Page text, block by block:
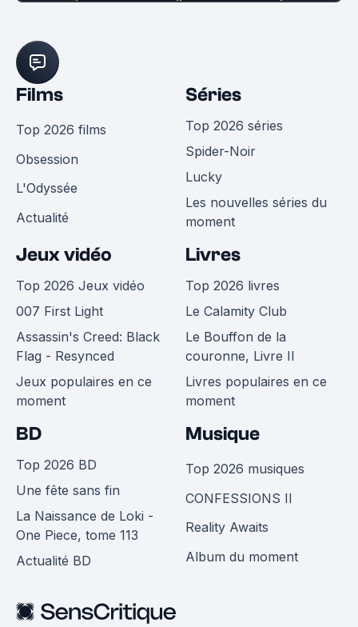
Films
Top 2026 films
Obsession
L'Odyssée
Actualité
Séries
Top 2026 séries
Spider-Noir
Lucky
Les nouvelles séries du
moment
Jeux vidéo
Top 2026 Jeux vidéo
007 First Light
Assassin's Creed: Black
Flag - Resynced
Jeux populaires en ce
moment
Livres
Top 2026 livres
Le Calamity Club
Le Bouffon de la
couronne, Livre II
Livres populaires en ce
moment
BD
Top 2026 BD
Une fête sans fin
La Naissance de Loki -
One Piece, tome 113
Actualité BD
Musique
Top 2026 musiques
CONFESSIONS II
Reality Awaits
Album du moment